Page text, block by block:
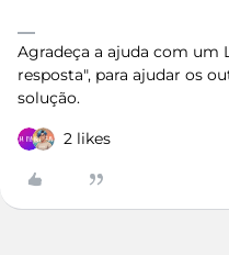
Agradeça a ajuda com um
resposta", para ajudar os
solução.
2 likes